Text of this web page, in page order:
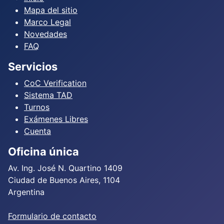
Mapa del sitio
Marco Legal
Novedades
FAQ
Servicios
CoC Verification
Sistema TAD
Turnos
Exámenes Libres
Cuenta
Oficina única
Av. Ing. José N. Quartino 1409
Ciudad de Buenos Aires, 1104
Argentina
Formulario de contacto